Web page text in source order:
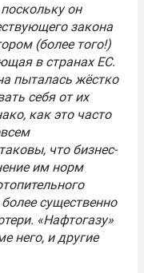
он
закона
(более того!)
в странах ЕС.
пыталась жёстко
себя от их
как это часто
что бизнес-
им норм
существенно
«Нафтогазу»
него, и другие